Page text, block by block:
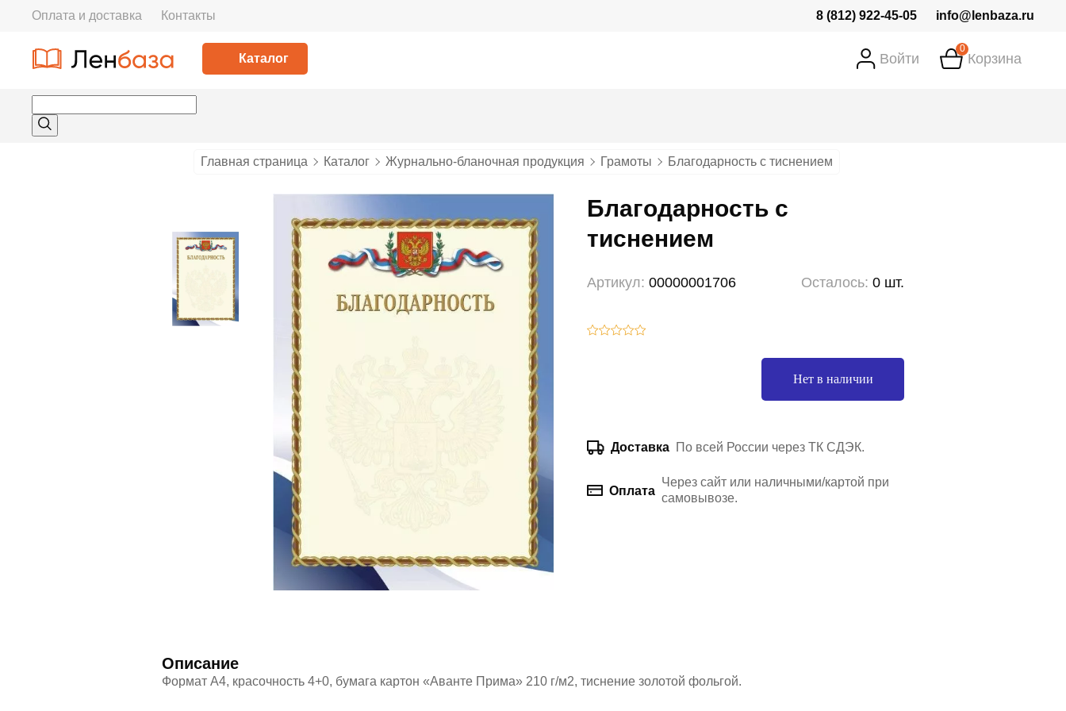
Оплата и доставка Контакты 8 (812) 922-45-05 info@lenbaza.ru
Каталог Войти Корзина
0
Главная страница Каталог Журнально-бланочная продукция Грамоты Благодарность с тиснением
Благодарность с
тиснением
Артикул: 00000001706 Осталось: 0 шт.
Нет в наличии
Доставка По всей России через ТК СДЭК.
Оплата
Через сайт или наличными/картой при
самовывозе.
Описание
Формат А4, красочность 4+0, бумага картон «Аванте Прима» 210 г/м2, тиснение золотой фольгой.